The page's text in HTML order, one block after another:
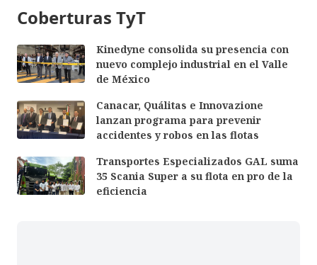
Coberturas TyT
Kinedyne consolida su presencia con
nuevo complejo industrial en el Valle
de México
Canacar, Quálitas e Innovazione
lanzan programa para prevenir
accidentes y robos en las flotas
Transportes Especializados GAL suma
35 Scania Super a su flota en pro de la
eficiencia